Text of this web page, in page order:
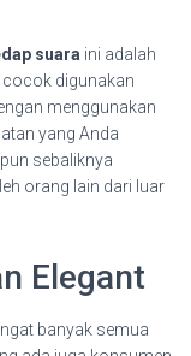
suara ini adalah
cocok digunakan
menggunakan
yang Anda
sebaliknya
orang lain dari luar
Elegant
banyak semua